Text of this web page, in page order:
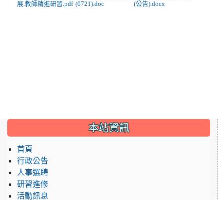
展.教師精進研習.pdf (0721).doc
(公告).docx
::: 本站資訊
首頁
行政公告
人事選聘
研習進修
活動訊息